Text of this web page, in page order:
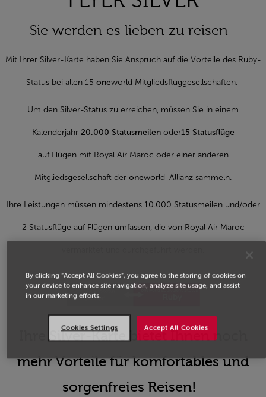
Sie werden es lieben zu reisen
Mit Ihrer Silver-Karte haben Sie Anspruch auf die Vorteile des Ruby-
Status bei allen 15 oneworld Mitgliedsfluggesellschaften.
Um den Silver-Status zu erreichen, müssen Sie in einem
Kalenderjahr 20.000 Statusmeilen oder15 Statusflüge
auf Flügen mit Royal Air Maroc oder einer anderen
Mitgliedsgesellschaft der oneworld-Allianz sammeln.
Ihre Leistungen müssen mindestens 10.000 Statusmeilen und/oder
2 Statusflüge auf Flügen umfassen, die von Royal Air Maroc
Ihre Silver-Karte bietet Ihnen noch
mehr Vorteile für komfortables und
sorgenfreies Reisen!
By clicking “Accept All Cookies”, you agree to the storing of cookies on
your device to enhance site navigation, analyze site usage, and assist
in our marketing efforts.
Accept All Cookies
Cookies Settings